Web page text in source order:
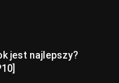
jest najlepszy?